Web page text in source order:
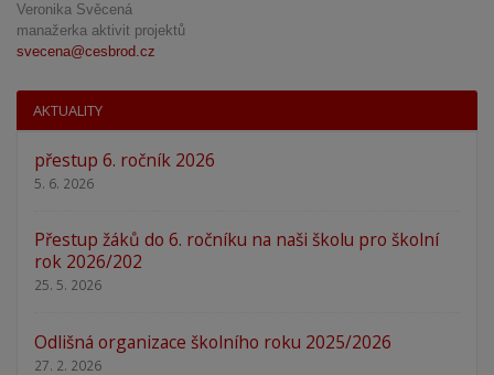
Veronika Svěcená
manažerka aktivit projektů
svecena@cesbrod.cz
AKTUALITY
přestup 6. ročník 2026
5. 6. 2026
Přestup žáků do 6. ročníku na naši školu pro školní
rok 2026/202
25. 5. 2026
Odlišná organizace školního roku 2025/2026
27. 2. 2026